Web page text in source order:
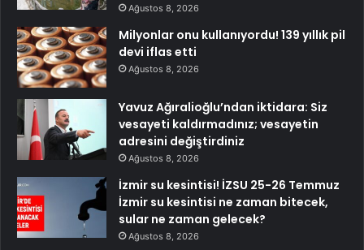
Ağustos 8, 2026
Milyonlar onu kullanıyordu! 139 yıllık pil
devi iflas etti
Ağustos 8, 2026
Yavuz Ağıralioğlu’ndan iktidara: Siz
vesayeti kaldırmadınız; vesayetin
adresini değiştirdiniz
Ağustos 8, 2026
İzmir su kesintisi! İZSU 25-26 Temmuz
İzmir su kesintisi ne zaman bitecek,
sular ne zaman gelecek?
Ağustos 8, 2026